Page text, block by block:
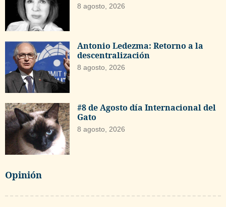
8 agosto, 2026
Antonio Ledezma: Retorno a la
descentralización
8 agosto, 2026
#8 de Agosto día Internacional del
Gato
8 agosto, 2026
Opinión